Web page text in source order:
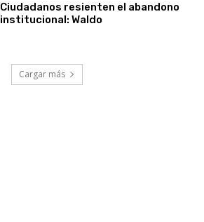
Ciudadanos resienten el abandono
institucional: Waldo
Cargar más